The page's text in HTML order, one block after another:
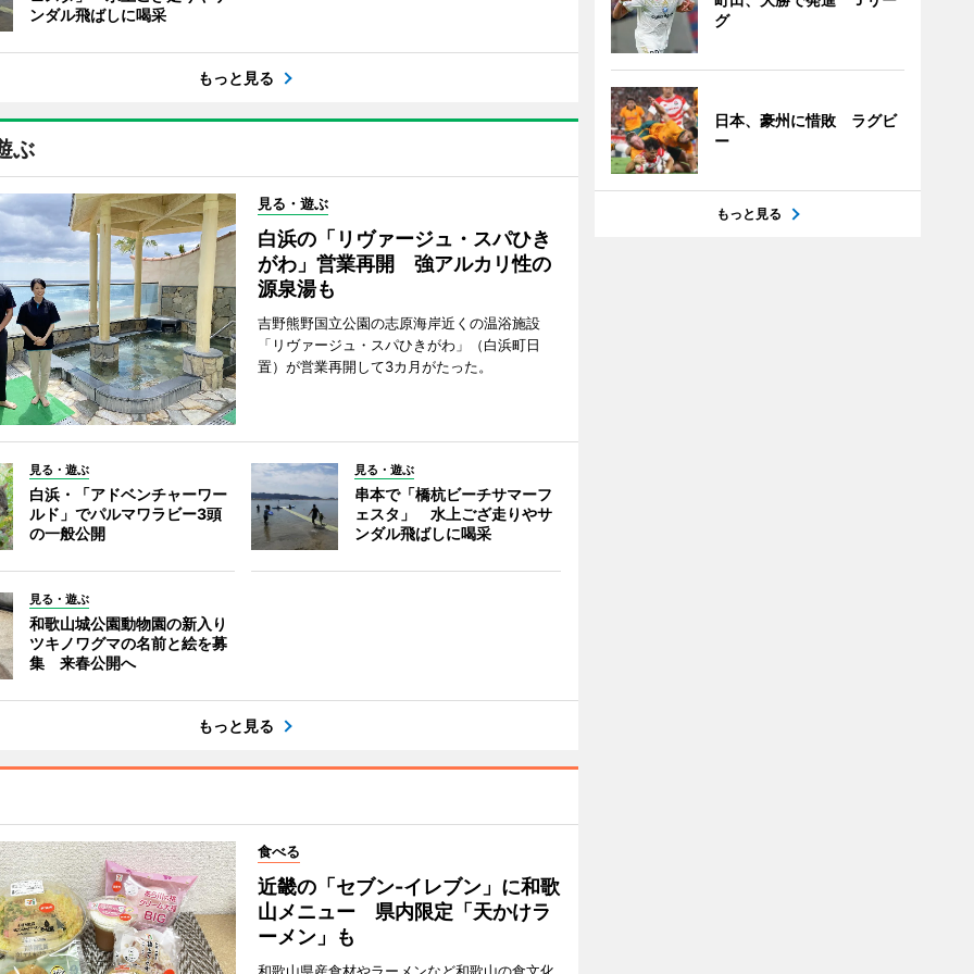
ンダル飛ばしに喝采
もっと見る
ぶ
見る・遊ぶ
白浜の「リヴァージュ・スパひき
がわ」営業再開 強アルカリ性の
源泉湯も
吉野熊野国立公園の志原海岸近くの温浴施設
「リヴァージュ・スパひきがわ」（白浜町日
置）が営業再開して3カ月がたった。
見る・遊ぶ
白浜・「アドベンチャーワー
ルド」でパルマワラビー3頭
の一般公開
見る・遊ぶ
串本で「橋杭ビーチサマーフ
ェスタ」 水上ござ走りやサ
ンダル飛ばしに喝采
見る・遊ぶ
和歌山城公園動物園の新入り
ツキノワグマの名前と絵を募
集 来春公開へ
もっと見る
食べる
近畿の「セブン-イレブン」に和歌
山メニュー 県内限定「天かけラ
ーメン」も
グ
日本、豪州に惜敗 ラグビ
ー
もっと見る